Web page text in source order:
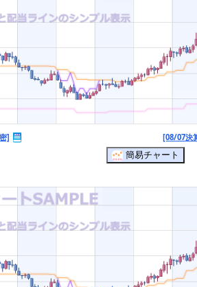
]
[08/07決
簡易チャート